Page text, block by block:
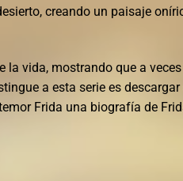
creando un paisaje
la vida, mostrando que a
a esta serie es descargar
Frida una biografía de